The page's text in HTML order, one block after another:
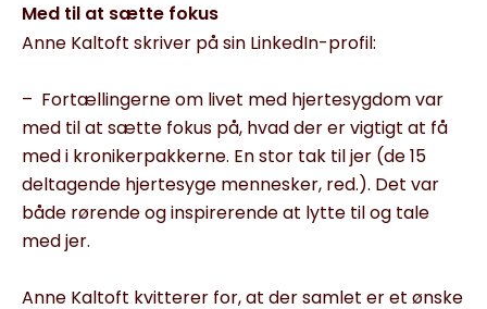
Med til at sætte fokus
Anne Kaltoft skriver på sin LinkedIn-profil:
– Fortællingerne om livet med hjertesygdom var
med til at sætte fokus på, hvad der er vigtigt at få
med i kronikerpakkerne. En stor tak til jer (de 15
deltagende hjertesyge mennesker, red.). Det var
både rørende og inspirerende at lytte til og tale
med jer.
Anne Kaltoft kvitterer for, at der samlet er et ønske